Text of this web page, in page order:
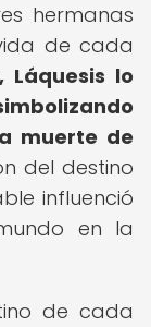
hermanas
de cada
Láquesis lo
muerte de
del destino
influenció
en la
de cada